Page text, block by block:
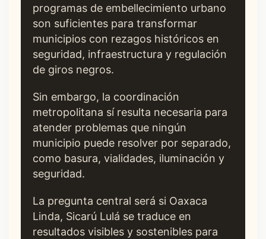
programas de embellecimiento urbano
son suficientes para transformar
municipios con rezagos históricos en
seguridad, infraestructura y regulación
de giros negros.
Sin embargo, la coordinación
metropolitana sí resulta necesaria para
atender problemas que ningún
municipio puede resolver por separado,
como basura, vialidades, iluminación y
seguridad.
La pregunta central será si Oaxaca
Linda, Sicarú Lulá se traduce en
resultados visibles y sostenibles para